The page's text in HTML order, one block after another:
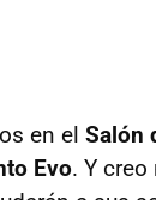
en el Salón
Evo. Y